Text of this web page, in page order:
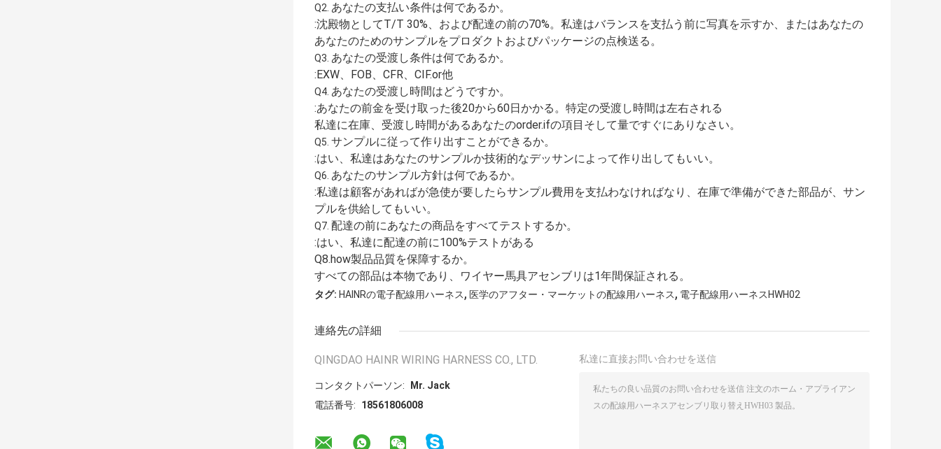
Q2. あなたの支払い条件は何であるか。
:沈殿物としてT/T 30%、および配達の前の70%。私達はバランスを支払う前に写真を示すか、またはあなたの
あなたのためのサンプルをプロダクトおよびパッケージの点検送る。
Q3. あなたの受渡し条件は何であるか。
:EXW、FOB、CFR、CIF.or他
Q4. あなたの受渡し時間はどうですか。
:あなたの前金を受け取った後20から60日かかる。特定の受渡し時間は左右される
私達に在庫、受渡し時間があるあなたのorder.ifの項目そして量ですぐにありなさい。
Q5. サンプルに従って作り出すことができるか。
:はい、私達はあなたのサンプルか技術的なデッサンによって作り出してもいい。
Q6. あなたのサンプル方針は何であるか。
:私達は顧客があればが急使が要したらサンプル費用を支払わなければなり、在庫で準備ができた部品が、サン
プルを供給してもいい。
Q7. 配達の前にあなたの商品をすべてテストするか。
:はい、私達に配達の前に100%テストがある
Q8.how製品品質を保障するか。
すべての部品は本物であり、ワイヤー馬具アセンブリは1年間保証される。
タグ: HAINRの電子配線用ハーネス, 医学のアフター・マーケットの配線用ハーネス, 電子配線用ハーネスHWH02
連絡先の詳細
QINGDAO HAINR WIRING HARNESS CO., LTD.
コンタクトパーソン:
Mr. Jack
電話番号:
18561806008
私達に直接お問い合わせを送信